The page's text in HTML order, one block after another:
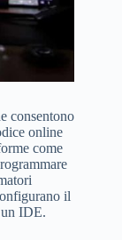
consentono
online
come
il
IDE.